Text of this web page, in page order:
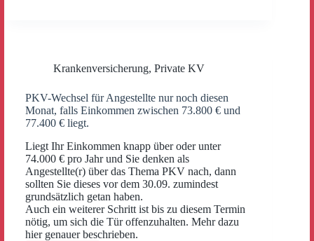
Tarife
Krankenversicherung, Private KV
PKV-Wechsel für Angestellte nur noch diesen
Monat, falls Einkommen zwischen 73.800 € und
77.400 € liegt.
Liegt Ihr Einkommen knapp über oder unter
74.000 € pro Jahr und Sie denken als
Angestellte(r) über das Thema PKV nach, dann
sollten Sie dieses vor dem 30.09. zumindest
grundsätzlich getan haben.
Auch ein weiterer Schritt ist bis zu diesem Termin
nötig, um sich die Tür offenzuhalten. Mehr dazu
hier genauer beschrieben.